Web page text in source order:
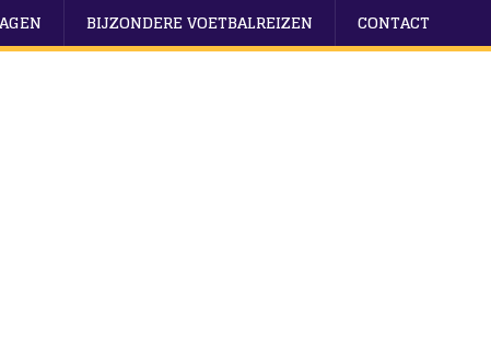
BIJZONDERE VOETBALREIZEN CONTACT